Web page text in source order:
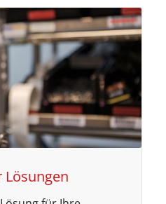
Lösungen